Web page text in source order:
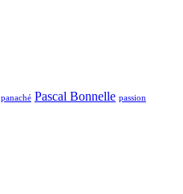
panaché Pascal Bonnelle passion